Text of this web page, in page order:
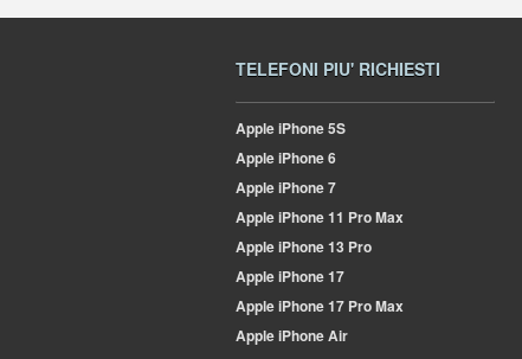
TELEFONI PIU' RICHIESTI
AppleiPhone 5S
AppleiPhone 6
AppleiPhone 7
AppleiPhone 11 Pro Max
AppleiPhone 13 Pro
AppleiPhone 17
AppleiPhone 17 Pro Max
AppleiPhone Air